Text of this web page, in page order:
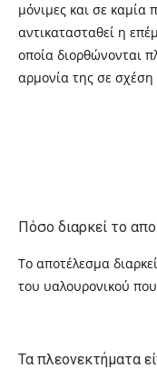
μόνιμες και σε καμία
αντικατασταθεί η
οποία διορθώνονται
αρμονία της σε
Πόσο διαρκεί το
Το αποτέλεσμα
του υαλουρονικού
Τα πλεονεκτήματα